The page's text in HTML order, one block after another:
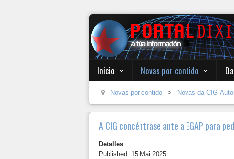
Inicio Novas por contido
Novas por contido > Novas da CIG-
A CIG concéntrase ante a EGAP para
Detalles
Published: 15 Mai 2025